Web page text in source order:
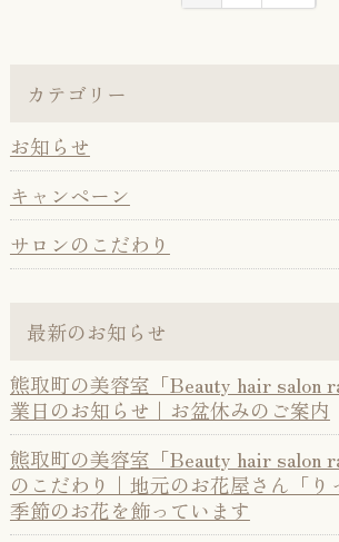
カテゴリー
お知らせ
キャンペーン
サロンのこだわり
最新のお知らせ
熊取町の美容室「Beauty hair salon
業日のお知らせ｜お盆休みのご案内
熊取町の美容室「Beauty hair salon
のこだわり｜地元のお花屋さん「り
季節のお花を飾っています